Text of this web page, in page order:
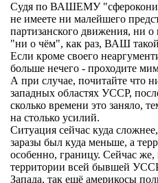
Судя по ВАШЕМУ
не имеете ни малейшего
партизанского движения, ни
"ни о чём", как раз, ВАШ
Если кроме своего
больше нечего - проходите
А при случае, почитайте что
западных областях УССР,
сколько времени это заняло,
на столько усилий.
Ситуация сейчас куда
заразы был куда меньше, а
особенно, границу. Сейчас же,
территории всей бывшей
Запада, так ещё америкосы